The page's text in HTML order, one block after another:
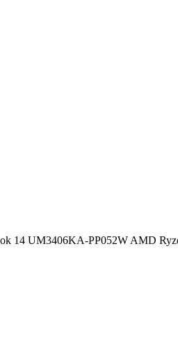
14 UM3406KA-PP052W AMD